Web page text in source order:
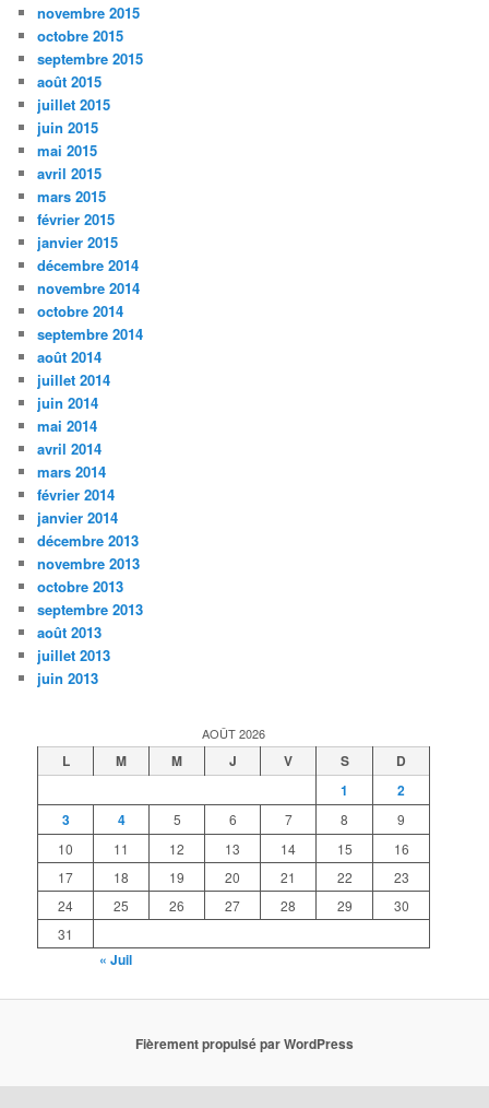
novembre 2015
octobre 2015
septembre 2015
août 2015
juillet 2015
juin 2015
mai 2015
avril 2015
mars 2015
février 2015
janvier 2015
décembre 2014
novembre 2014
octobre 2014
septembre 2014
août 2014
juillet 2014
juin 2014
mai 2014
avril 2014
mars 2014
février 2014
janvier 2014
décembre 2013
novembre 2013
octobre 2013
septembre 2013
août 2013
juillet 2013
juin 2013
AOÛT 2026
L M M J V S
D
1
2
3
4 5 6 7 8
9
10
11 12 13 14 15
16
17
18 19 20 21 22
23
24
25 26 27 28 29
30
31
« Juil
Fièrement propulsé par WordPress